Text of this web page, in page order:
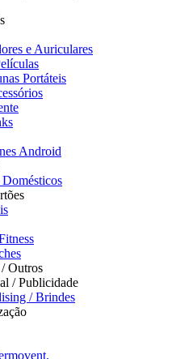
e Auriculares
Portáteis
Android
Outros
/ Publicidade
/ Brindes